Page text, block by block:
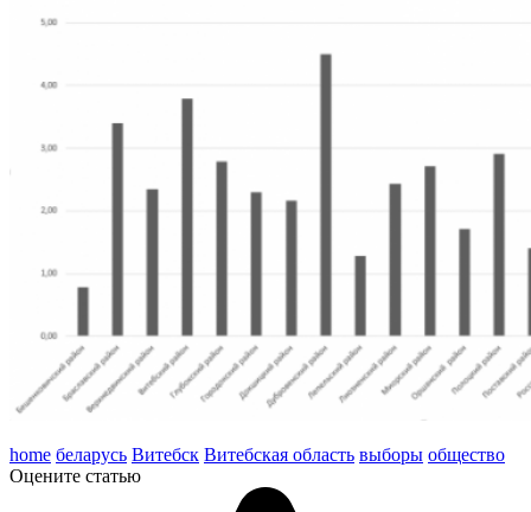
home беларусь Витебск Витебская область выборы общество
Оцените статью